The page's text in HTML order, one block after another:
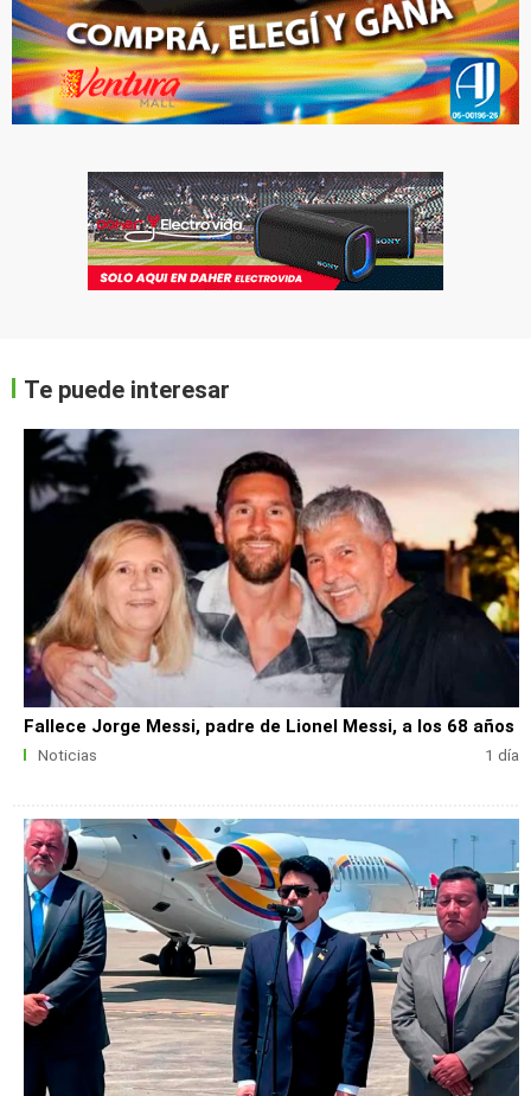
Te puede interesar
Fallece Jorge Messi, padre de Lionel Messi, a los 68 años
Noticias 1 día